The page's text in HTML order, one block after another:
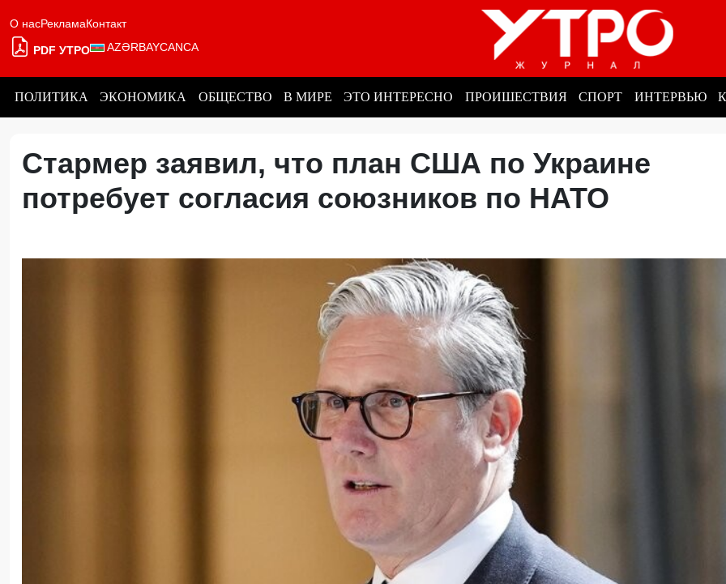
О насРекламаКонтакт
PDF УТРО AZƏRBAYCANCA
ПОЛИТИКА ЭКОНОМИКА ОБЩЕСТВО В МИРЕ ЭТО ИНТЕРЕСНО ПРОИШЕСТВИЯ СПОРТ ИНТЕРВЬЮ
Стармер заявил, что план США по Украине
потребует согласия союзников по НАТО